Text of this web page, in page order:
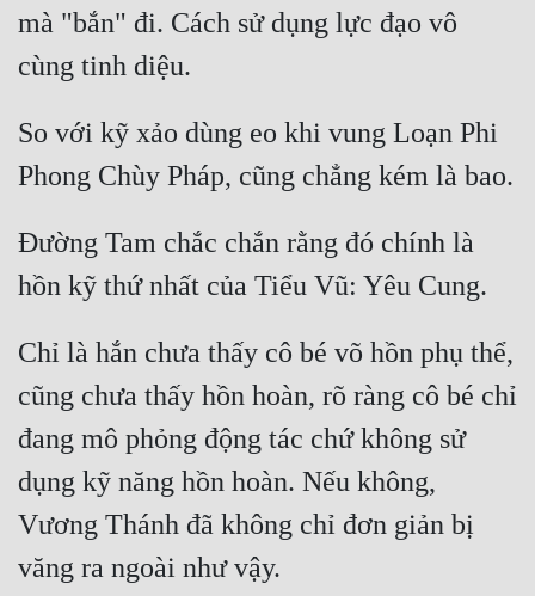
mà "bắn" đi. Cách sử dụng lực đạo vô
So với kỹ xảo dùng eo khi vung Loạn Phi
Đường Tam chắc chắn rằng đó chính là
Chỉ là hắn chưa thấy cô bé võ hồn phụ thể,
cũng chưa thấy hồn hoàn, rõ ràng cô bé chỉ
đang mô phỏng động tác chứ không sử
dụng kỹ năng hồn hoàn. Nếu không,
Vương Thánh đã không chỉ đơn giản bị